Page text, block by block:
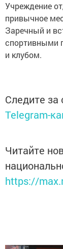
Учреждение
привычное
Заречный и
спортивными
и клубом.
Следите
Telegram-
Читайте
https://